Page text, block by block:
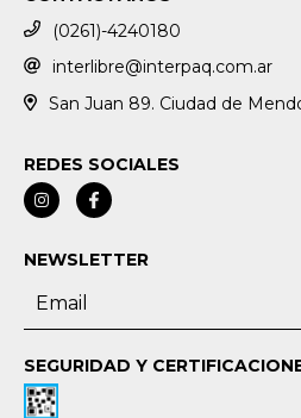
(0261)-4240180
interlibre@interpaq.com.ar
San Juan 89. Ciudad de
REDES SOCIALES
NEWSLETTER
SEGURIDAD Y